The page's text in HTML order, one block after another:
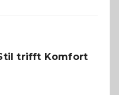
trifft Komfort